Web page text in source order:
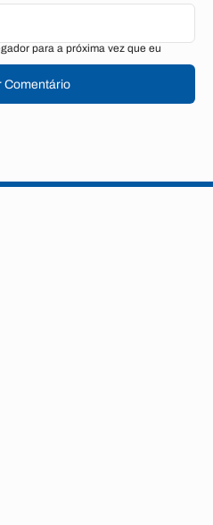
para a próxima vez que eu
Comentário